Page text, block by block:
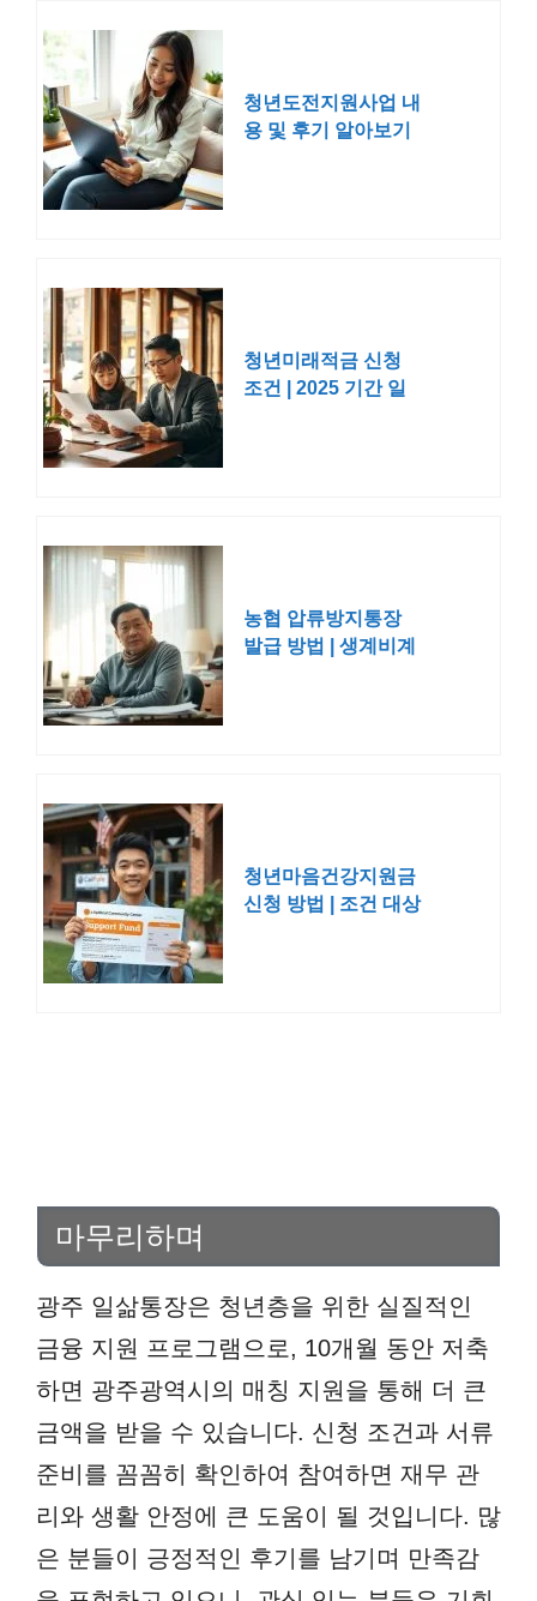
청년도전지원사업 내
용 및 후기 알아보기
청년미래적금 신청
조건 | 2025 기간 일
농협 압류방지통장
발급 방법 | 생계비계
청년마음건강지원금
신청 방법 | 조건 대상
마무리하며
광주 일삶통장은 청년층을 위한 실질적인
금융 지원 프로그램으로, 10개월 동안 저축
하면 광주광역시의 매칭 지원을 통해 더 큰
금액을 받을 수 있습니다. 신청 조건과 서류
준비를 꼼꼼히 확인하여 참여하면 재무 관
리와 생활 안정에 큰 도움이 될 것입니다. 많
은 분들이 긍정적인 후기를 남기며 만족감